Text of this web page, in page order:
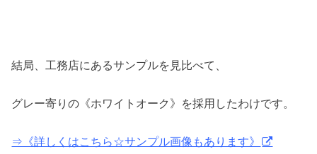
結局、工務店にあるサンプルを見比べて、
グレー寄りの《ホワイトオーク》を採用したわけです。
⇒《詳しくはこちら☆サンプル画像もあります》